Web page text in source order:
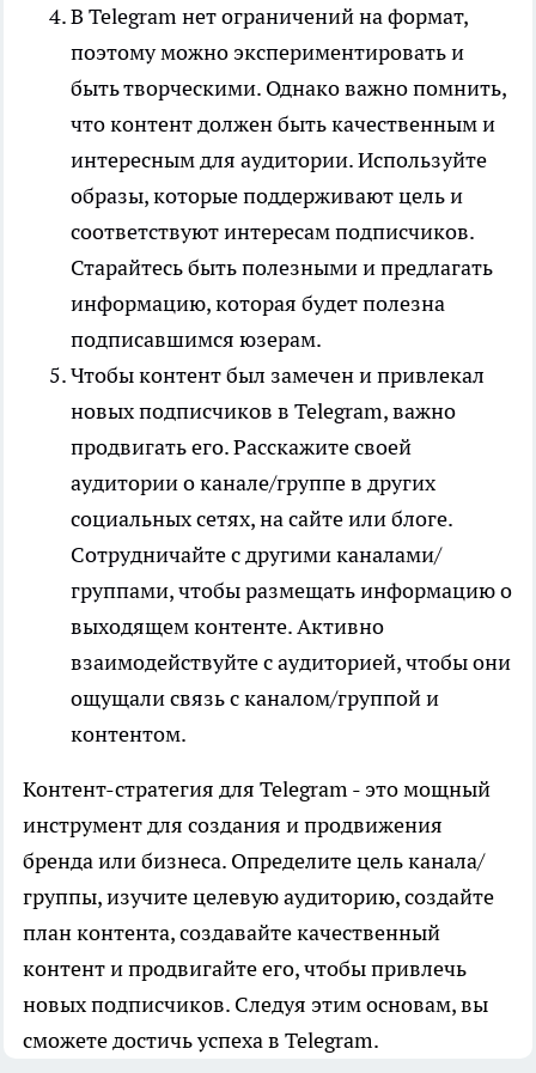
В Telegram нет ограничений на формат,
поэтому можно экспериментировать и
быть творческими. Однако важно помнить,
что контент должен быть качественным и
интересным для аудитории. Используйте
образы, которые поддерживают цель и
соответствуют интересам подписчиков.
Старайтесь быть полезными и предлагать
информацию, которая будет полезна
подписавшимся юзерам.
Чтобы контент был замечен и привлекал
новых подписчиков в Telegram, важно
продвигать его. Расскажите своей
аудитории о канале/группе в других
социальных сетях, на сайте или блоге.
Сотрудничайте с другими каналами/
группами, чтобы размещать информацию о
выходящем контенте. Активно
взаимодействуйте с аудиторией, чтобы они
ощущали связь с каналом/группой и
контентом.
Контент-стратегия для Telegram - это мощный
инструмент для создания и продвижения
бренда или бизнеса. Определите цель канала/
группы, изучите целевую аудиторию, создайте
план контента, создавайте качественный
контент и продвигайте его, чтобыпривлечь
новых подписчиков. Следуя этим основам, вы
сможете достичь успеха в Telegram.